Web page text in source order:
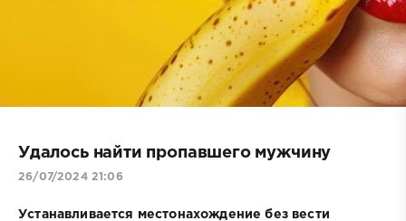
Удалось найти пропавшего мужчину
26/07/2024 21:06
Устанавливается местонахождение без вести